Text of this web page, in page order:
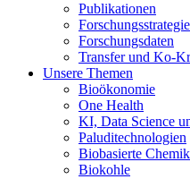
Publikationen
Forschungsstrategie
Forschungsdaten
Transfer und Ko-
Unsere Themen
Bioökonomie
One Health
KI, Data Science
Paluditechnologien
Biobasierte
Biokohle